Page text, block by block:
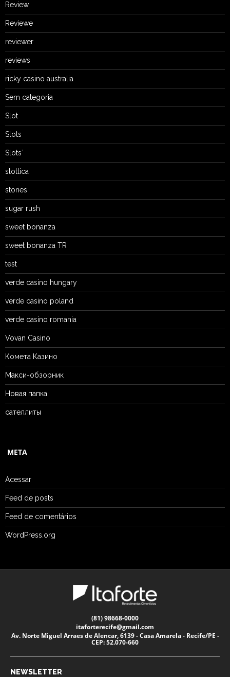
Review
Reviewe
reviewer
reviews
ricky casino australia
Sem categoria
Slot
Slots
Slots`
slottica
stories
sugar rush
sweet bonanza
sweet bonanza TR
test
verde casino hungary
verde casino poland
verde casino romania
Vovan Casino
Комета Казино
Макси-обзорник
Новая папка
сателлиты
META
Acessar
Feed de posts
Feed de comentários
WordPress.org
(81) 98668-0000
itaforterecife@gmail.com
Av. Norte Miguel Arraes de Alencar, 6139 - Casa Amarela - Recife/PE -
CEP: 52.070-660
NEWSLETTER